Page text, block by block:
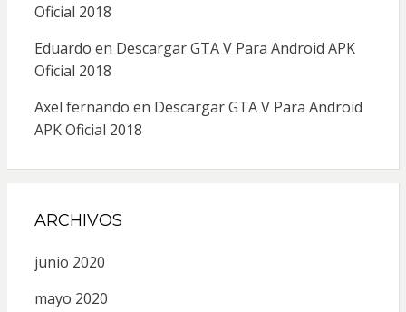
Oficial 2018
Eduardo en Descargar GTA V Para Android APK
Oficial 2018
Axel fernando en Descargar GTA V Para Android
APK Oficial 2018
ARCHIVOS
junio 2020
mayo 2020